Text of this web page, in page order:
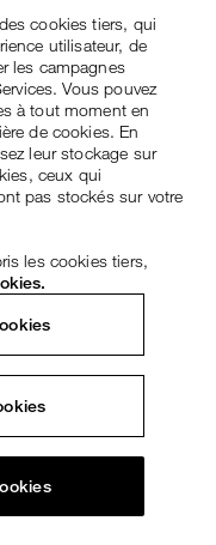
cookies tiers, qui
utilisateur, de
les campagnes
Vous pouvez
à tout moment en
de cookies. En
leur stockage sur
ceux qui
pas stockés sur votre
les cookies tiers,